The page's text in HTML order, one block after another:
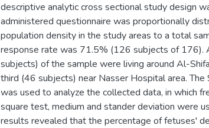
descriptive analytic cross sectional study design
administered questionnaire was proportionally
population density in the study areas to a total
response rate was 71.5% (126 subjects of 176).
subjects) of the sample were living around Al-
third (46 subjects) near Nasser Hospital area. The
was used to analyze the collected data, in which
square test, medium and stander deviation were
results revealed that the percentage of fetuses'